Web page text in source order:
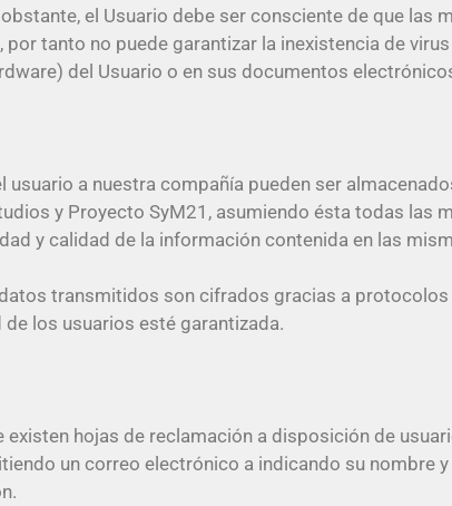
el Usuario debe ser consciente de que
tanto no puede garantizar la inexistencia de
del Usuario o en sus documentos
a nuestra compañía pueden ser
y Proyecto SyM21, asumiendo ésta todas las
y calidad de la información contenida en las
transmitidos son cifrados gracias a protocolos
los usuarios esté garantizada.
hojas de reclamación a disposición de
un correo electrónico a indicando su nombre